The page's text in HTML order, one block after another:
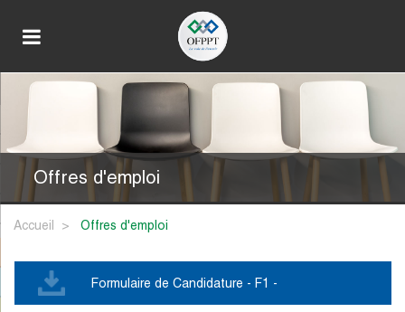
Offres d'emploi
Accueil offres d'emploi
Formulaire de Candidature - F1 -